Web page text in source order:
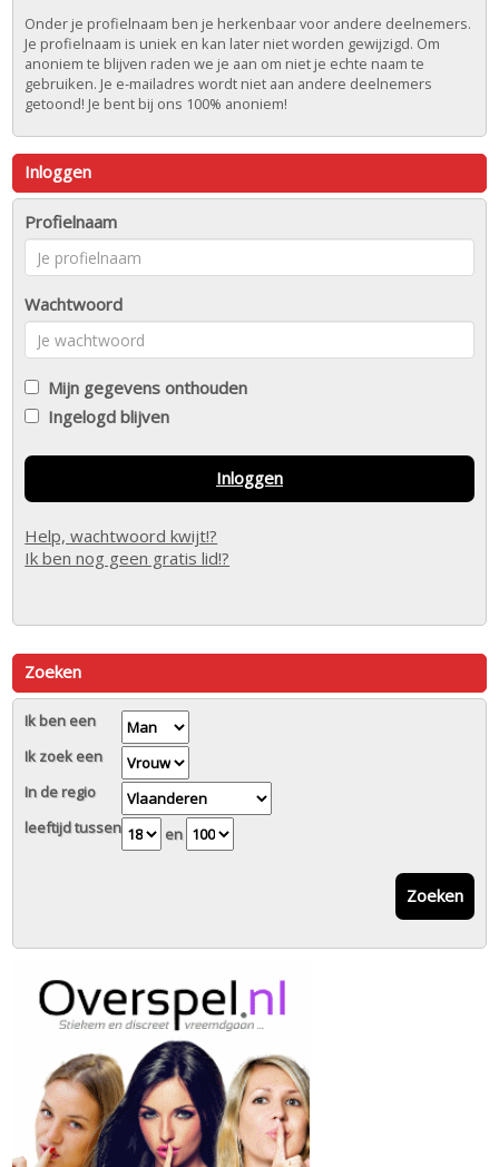
Onder je profielnaam ben je herkenbaar voor andere deelnemers.
Je profielnaam is uniek en kan later niet worden gewijzigd. Om
anoniem te blijven raden we je aan om niet je echte naam te
gebruiken. Je e-mailadres wordt niet aan andere deelnemers
getoond! Je bent bij ons 100% anoniem!
Inloggen
Profielnaam
Wachtwoord
Mijn gegevens onthouden
Ingelogd blijven
Inloggen
Help, wachtwoord kwijt!?
Ik ben nog geen gratis lid!?
Zoeken
Ik ben een
Ik zoek een
In de regio
leeftijd tussen
en
Zoeken